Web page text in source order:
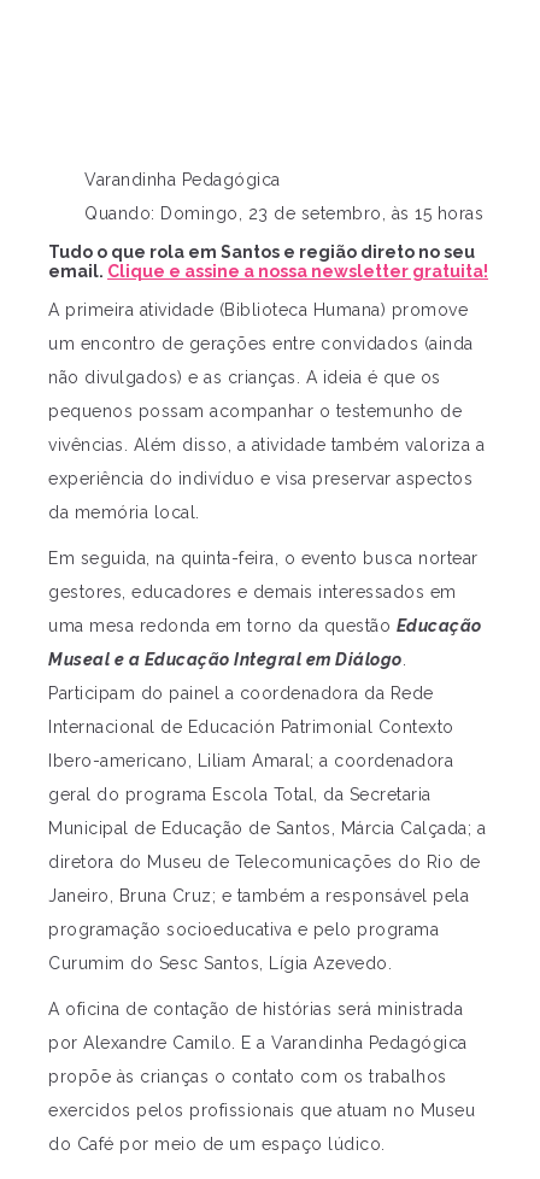
Varandinha Pedagógica
Quando: Domingo, 23 de setembro, às 15 horas
Tudo o que rola em Santos e região direto no seu
email. Clique e assine a nossa newsletter gratuita!
A primeira atividade (Biblioteca Humana) promove
um encontro de gerações entre convidados (ainda
não divulgados) e as crianças. A ideia é que os
pequenos possam acompanhar o testemunho de
vivências. Além disso, a atividade também valoriza a
experiência do indivíduo e visa preservar aspectos
da memória local.
Em seguida, na quinta-feira, o evento busca nortear
gestores, educadores e demais interessados em
uma mesa redonda em torno da questão Educação
Museal e a Educação Integral em Diálogo
Participam do painel a coordenadora da Rede
Internacional de Educación Patrimonial Contexto
Ibero-americano, Liliam Amaral; a coordenadora
geral do programa Escola Total, da Secretaria
Municipal de Educação de Santos, Márcia Calçada; a
diretora do Museu de Telecomunicações do Rio de
Janeiro, Bruna Cruz; e também a responsável pela
programação socioeducativa e pelo programa
Curumim do Sesc Santos, Lígia Azevedo.
A oficina de contação de histórias será ministrada
por Alexandre Camilo. E a Varandinha Pedagógica
propõe às crianças o contato com os trabalhos
exercidos pelos profissionais que atuam no Museu
do Café por meio de um espaço lúdico.